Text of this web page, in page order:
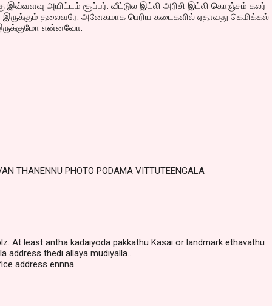
இவ்வளவு அயிட்டம் சூப்பர். வீட்டுல இட்லி அரிசி இட்லி கொஞ்சம் கலர்
தலைவரே. அனேகமாக பெரிய கடைகளில் ஏதாவது கெமிக்கல்
என்னவோ.
THANENNU PHOTO PODAMA VITTUTEENGALA
At least antha kadaiyoda pakkathu Kasai or landmark ethavathu
address thedi allaya mudiyalla...
address ennna